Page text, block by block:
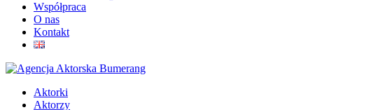
Współpraca
O nas
Kontakt
Aktorki
Aktorzy